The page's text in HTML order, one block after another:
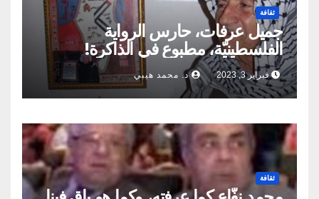
ثقافة
جميل عرفات، حارس الرواية
الفلسطينيّة، مطبوع في الذاكرة!
فبراير 3, 2023 د. محمد هيبي
ثقافة